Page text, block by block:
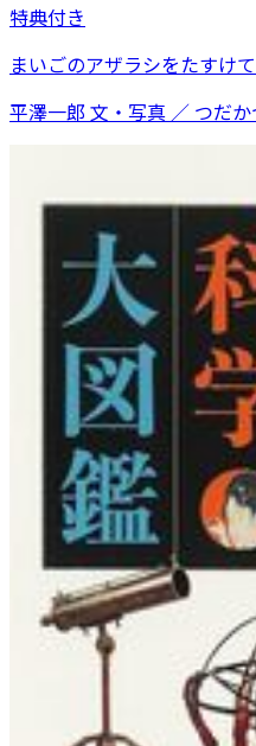
特典付き
まいごのアザラシをたすけ
平澤一郎 文・写真 ／ つだ